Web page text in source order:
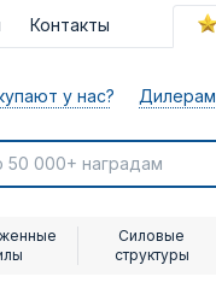
Контакты
у нас? Дилерам
Силовые
структуры